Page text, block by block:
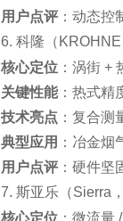
用户点评 ：动态
6. 科隆（KROHNE
核心定位 ：涡街 +
关键性能：热式精
技术亮点 ：复合测
典型应用 ：冶金
用户点评 ：硬件
7. 斯亚乐（Sierra
核心定位 ：微流量